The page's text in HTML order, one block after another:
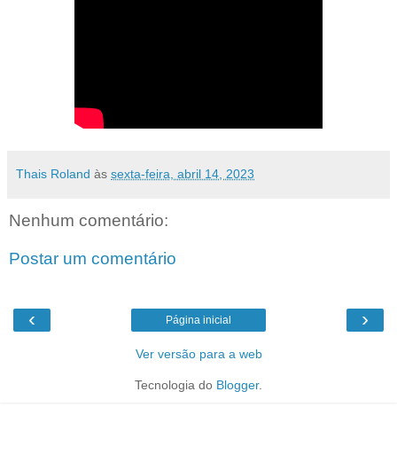
Thais Roland às sexta-feira, abril 14, 2023
Nenhum comentário:
Postar um comentário
‹ ›
Página inicial
Ver versão para a web
Tecnologia do Blogger.